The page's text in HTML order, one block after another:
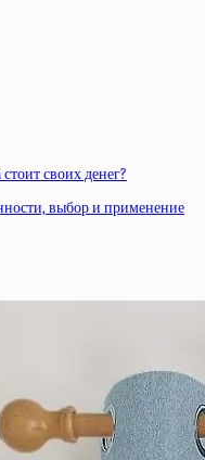
своих денег?
выбор и применение